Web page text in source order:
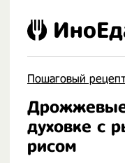
Пошаговый
Дрожжевые
духовке с
рисом